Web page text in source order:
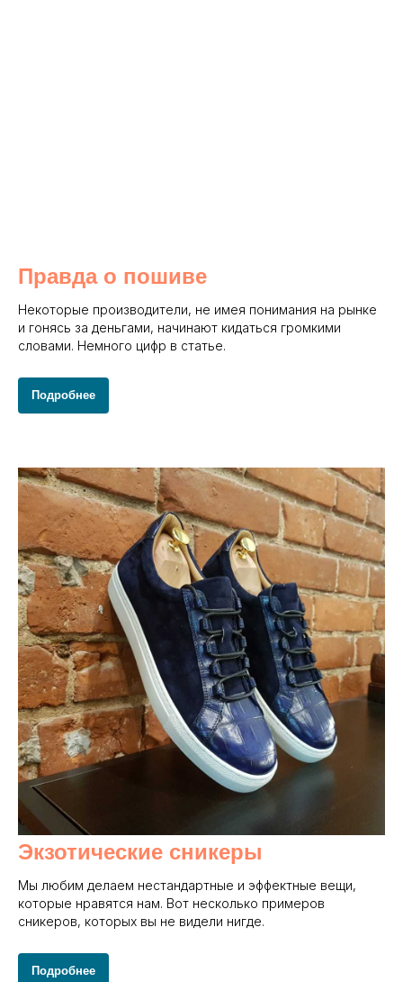
Правда о пошиве
Некоторые производители, не имея понимания на рынке
и гонясь за деньгами, начинают кидаться громкими
словами. Немного цифр в статье.
Подробнее
Экзотические сникеры
Мы любим делаем нестандартные и эффектные вещи,
которые нравятся нам. Вот несколько примеров
сникеров, которых вы не видели нигде.
Подробнее